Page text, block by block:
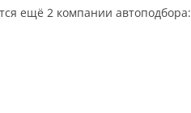
ещё 2 компании автоподбора: